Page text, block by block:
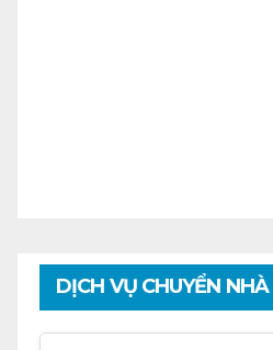
DỊCH VỤ CHUYỂN NHÀ